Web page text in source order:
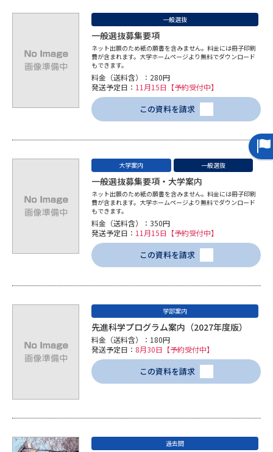
夢ナビライブ
ユーザーサポート
大学進学IDについて
お支払いについて
受付内容・発送状況の確認
個人情報取扱規定
特定商取引表記
テレメール進学カタログ
一般選抜
一般選抜募集要項
ネット出願のため紙の願書を含みません。料金には冊子印刷
費が含まれます。大学ホームページより無料でダウンロード
もできます。
料金（送料含）：280円
発送予定日： 11月15日【予約受付中】
この資料を請求
大学案内 一般選抜
一般選抜募集要項・大学案内
ネット出願のため紙の願書を含みません。料金には冊子印刷
費が含まれます。大学ホームページより無料でダウンロード
もできます。
料金（送料含）：350円
発送予定日： 11月15日【予約受付中】
この資料を請求
学部案内
先進科学プログラム案内（2027年度版）
料金（送料含）：180円
発送予定日： 8月30日【予約受付中】
この資料を請求
過去問